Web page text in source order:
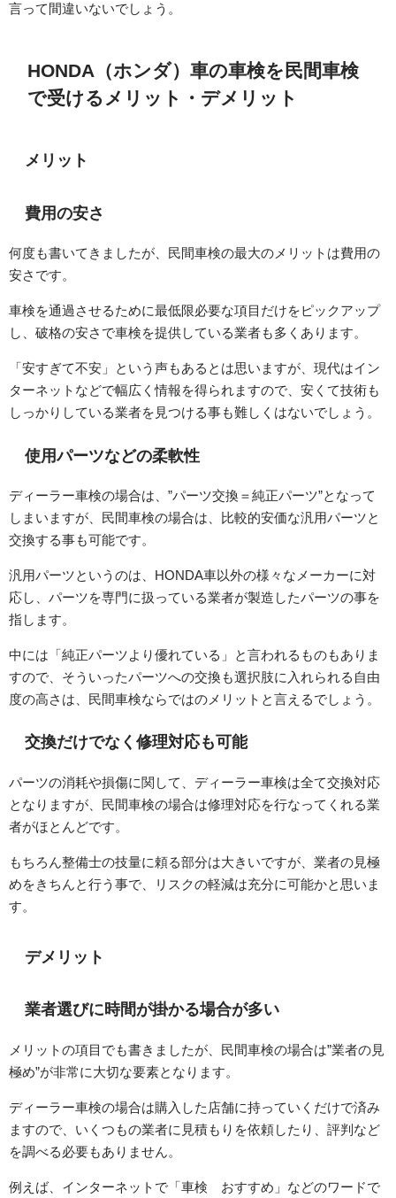
言って間違いないでしょう。
HONDA（ホンダ）車の車検を民間車検
で受けるメリット・デメリット
メリット
費用の安さ
何度も書いてきましたが、民間車検の最大のメリットは費用の
安さです。
車検を通過させるために最低限必要な項目だけをピックアップ
し、破格の安さで車検を提供している業者も多くあります。
「安すぎて不安」という声もあるとは思いますが、現代はイン
ターネットなどで幅広く情報を得られますので、安くて技術も
しっかりしている業者を見つける事も難しくはないでしょう。
使用パーツなどの柔軟性
ディーラー車検の場合は、”パーツ交換＝純正パーツ”となって
しまいますが、民間車検の場合は、比較的安価な汎用パーツと
交換する事も可能です。
汎用パーツというのは、HONDA車以外の様々なメーカーに対
応し、パーツを専門に扱っている業者が製造したパーツの事を
指します。
中には「純正パーツより優れている」と言われるものもありま
すので、そういったパーツへの交換も選択肢に入れられる自由
度の高さは、民間車検ならではのメリットと言えるでしょう。
交換だけでなく修理対応も可能
パーツの消耗や損傷に関して、ディーラー車検は全て交換対応
となりますが、民間車検の場合は修理対応を行なってくれる業
者がほとんどです。
もちろん整備士の技量に頼る部分は大きいですが、業者の見極
めをきちんと行う事で、リスクの軽減は充分に可能かと思いま
す。
デメリット
業者選びに時間が掛かる場合が多い
メリットの項目でも書きましたが、民間車検の場合は”業者の見
極め”が非常に大切な要素となります。
ディーラー車検の場合は購入した店舗に持っていくだけで済み
ますので、いくつもの業者に見積もりを依頼したり、評判など
を調べる必要もありません。
例えば、インターネットで「車検 おすすめ」などのワードで